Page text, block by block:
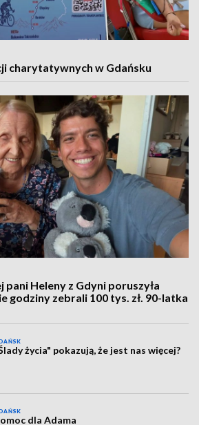
charytatywnych w Gdańsku
Heleny z Gdyni poruszyła
godziny zebrali 100 tys. zł. 90-latka
życia" pokazują, że jest nas więcej?
dla Adama